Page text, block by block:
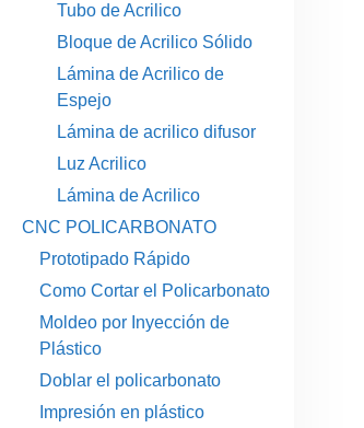
Tubo de Acrilico
Bloque de Acrilico Sólido
Lámina de Acrilico de
Espejo
Lámina de acrilico difusor
Luz Acrilico
Lámina de Acrilico
CNC POLICARBONATO
Prototipado Rápido
Como Cortar el Policarbonato
Moldeo por Inyección de
Plástico
Doblar el policarbonato
Impresión en plástico